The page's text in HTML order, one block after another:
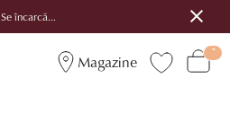
Se încarcă...
Magazine